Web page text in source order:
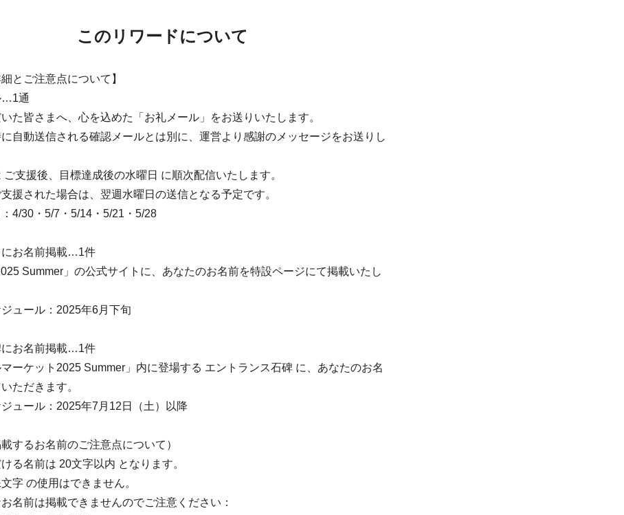
このリワードについて
とご注意点について】
…1通
た皆さまへ、心を込めた「お礼メール」をお送りいたします。
自動送信される確認メールとは別に、運営より感謝のメッセージをお送りし
ご支援後、目標達成後の水曜日 に順次配信いたします。
援された場合は、翌週水曜日の送信となる予定です。
4/30・5/7・5/14・5/21・5/28
お名前掲載…1件
Summer」の公式サイトに、あなたのお名前を特設ページにて掲載いたし
ュール：2025年6月下旬
お名前掲載…1件
マーケット2025 Summer」内に登場する エントランス石碑 に、あなたのお名
ただきます。
ュール：2025年7月12日（土）以降
するお名前のご注意点について）
る名前は 20文字以内 となります。
字 の使用はできません。
名前は掲載できませんのでご注意ください：